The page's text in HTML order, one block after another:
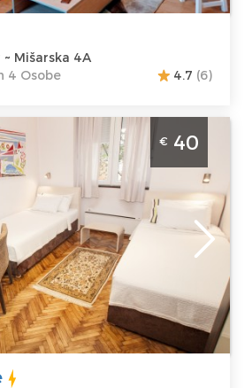
Mišarska 4A
4 Osobe
4.7 (6)
Piano Cube Beograd
Gosti: 2
Kvadratura :25
m2
Struktura :
Studio
€ 40